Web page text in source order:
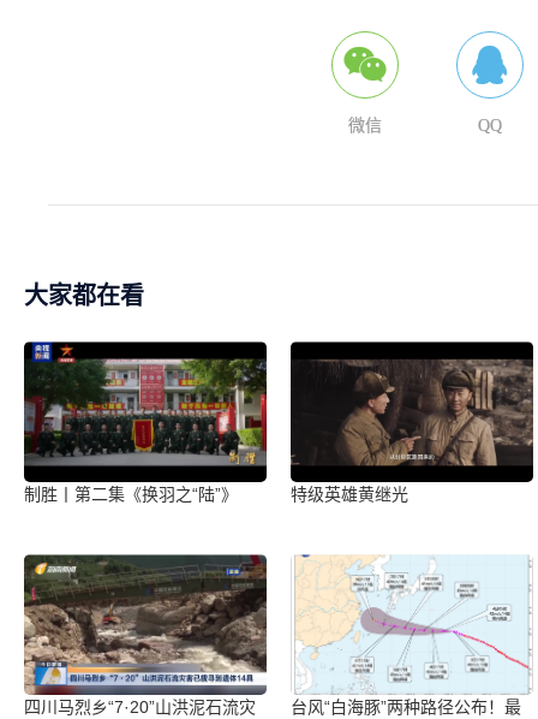
微信 QQ
大家都在看
制胜丨第二集《换羽之“陆”》 特级英雄黄继光
四川马烈乡“7·20”山洪泥石流灾
台风“白海豚”两种路径公布！最